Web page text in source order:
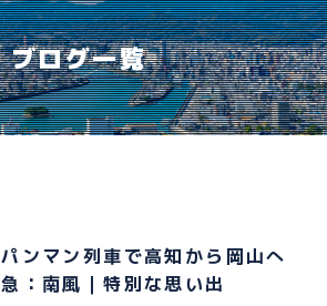
ついて
ブログ一覧
ンマン列車で高知から岡山へ
急：南風｜特別な思い出